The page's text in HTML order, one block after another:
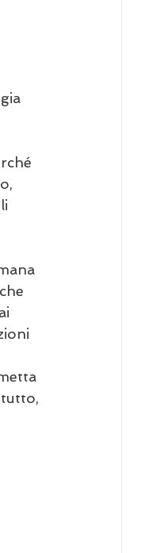
tutto,